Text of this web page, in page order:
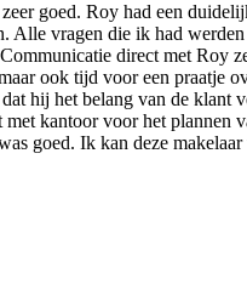
goed. Roy had een
Alle vragen die ik had
direct met Roy
ook tijd voor een praatje
hij het belang van de klant
met kantoor voor het plannen
goed. Ik kan deze makelaar